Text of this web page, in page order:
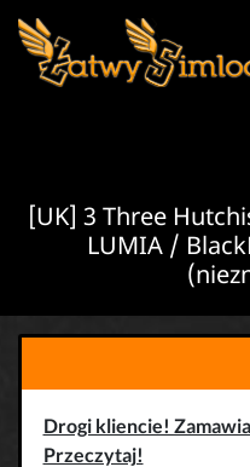
[UK] 3 Three
LUMIA /
Drogi kliencie!
Przeczytaj!